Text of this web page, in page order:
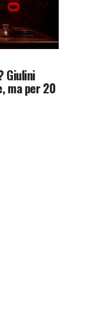
Giulini
ma per 20